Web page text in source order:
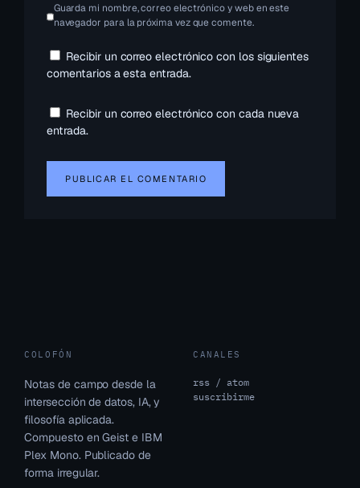
Guarda mi nombre, correo electrónico y web en este
navegador para la próxima vez que comente.
Recibir un correo electrónico con los siguientes
comentarios a esta entrada.
Recibir un correo electrónico con cada nueva
entrada.
COLOFÓN
Notas de campo desde la
intersección de datos, IA, y
filosofía aplicada.
Compuesto en Geist e IBM
Plex Mono. Publicado de
forma irregular.
CANALES
rss / atom
suscribirme